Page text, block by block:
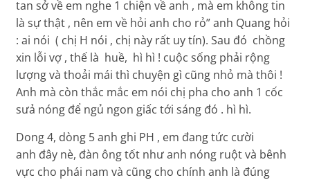
tan sở về em nghe 1 chiện về anh , mà em không tin
là sự thật , nên em về hỏi anh cho rỏ” anh Quang hỏi
: ai nói ( chị H nói , chị này rất uy tín). Sau đó chồng
xin lỗi vợ , thế là huề, hì hì ! cuộc sống phải rộng
lượng và thoải mái thì chuyện gì cũng nhỏ mà thôi !
Anh mà còn thắc mắc em nói chị pha cho anh 1 cốc
sưả nóng để ngủ ngon giấc tới sáng đó . hì hì.
Dong 4, dòng 5 anh ghi PH , em đang tức cười
anh đây nè, đàn ông tốt như anh nóng ruột và bênh
vực cho phái nam và cũng cho chính anh là đúng